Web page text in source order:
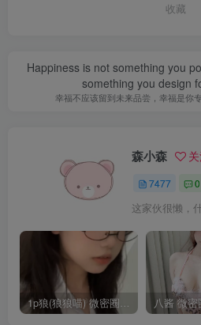
收藏
Happiness is not something you
something you design
幸福不应该留到未来品尝，幸福是你
森小森
7477 0
这家伙很懒，
1p狼(狼狼喵) 微密圈/岛遇合集[持续更新2025.08.20]